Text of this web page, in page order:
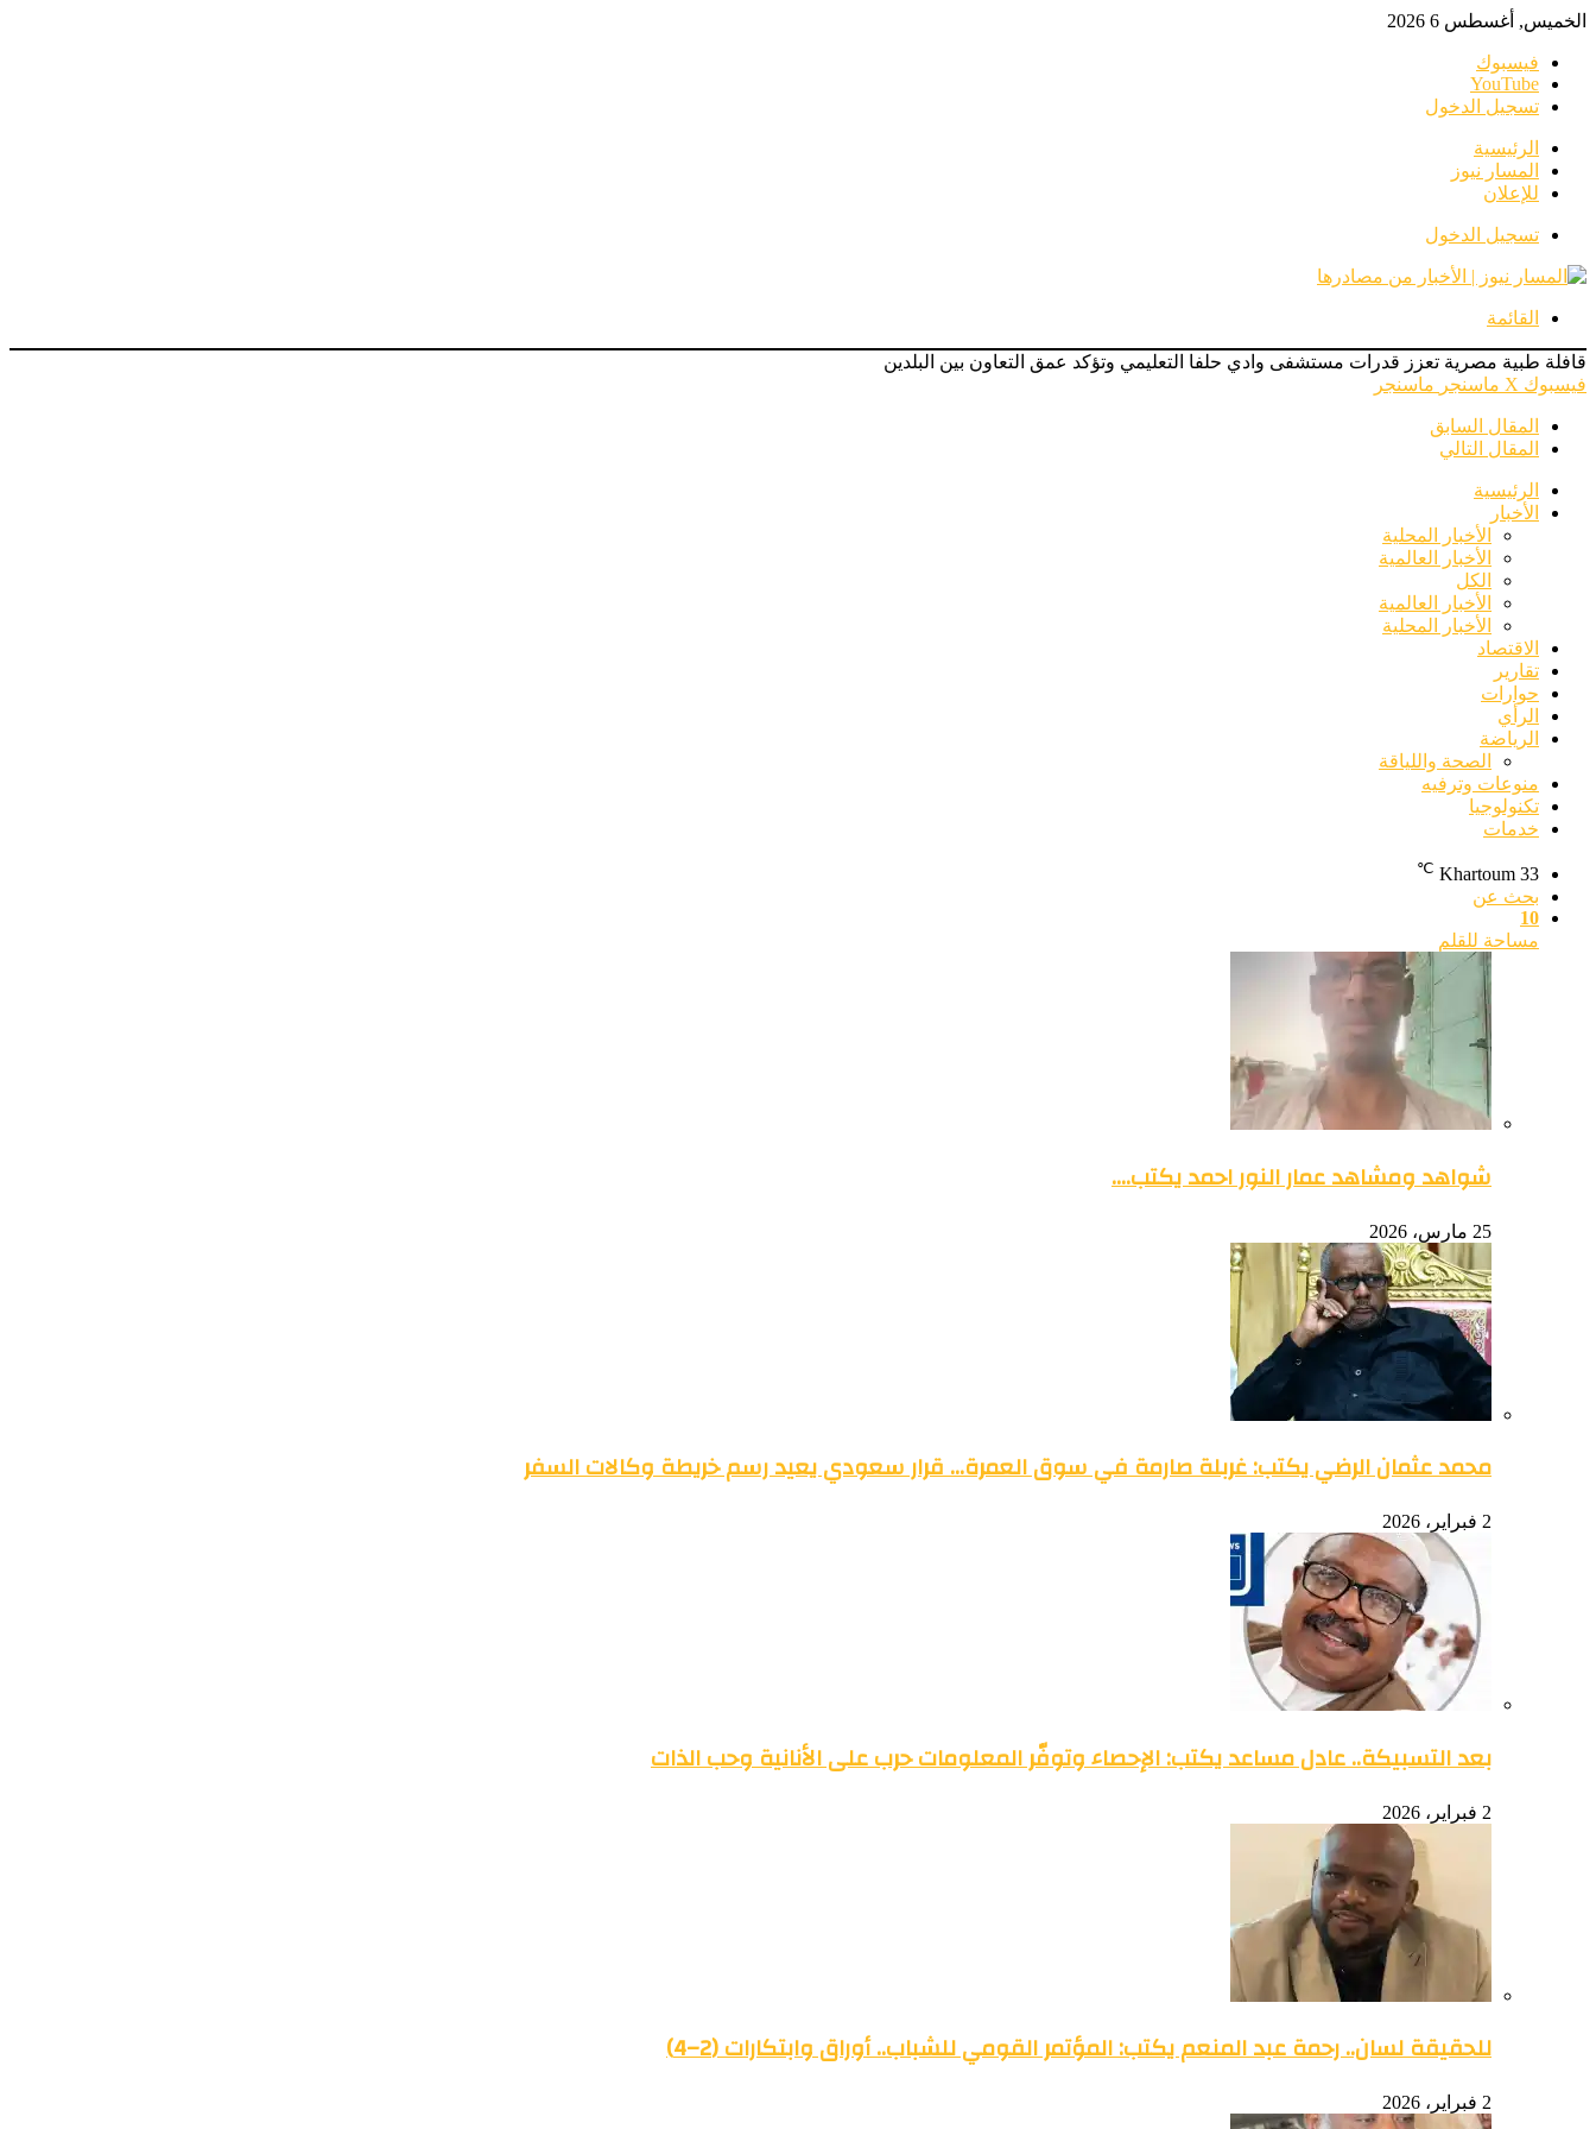
الخميس, أغسطس 6 2026
فيسبوك
‫YouTube
تسجيل الدخول
الرئيسية
المسار نيوز
للإعلان
تسجيل الدخول
القائمة
قافلة طبية مصرية تعزز قدرات مستشفى وادي حلفا التعليمي وتؤكد عمق التعاون بين البلدين
فيسبوك ‫X ماسنجر ماسنجر
المقال السابق
المقال التالي
الرئيسية
الأخبار
الأخبار المحلية
الأخبار العالمية
الكل
الأخبار العالمية
الأخبار المحلية
الاقتصاد
تقارير
حوارات
الرأي
الرياضة
الصحة واللياقة
منوعات وترفيه
تكنولوجيا
خدمات
Khartoum 33
℃
بحث عن
10
مساحة للقلم
شواهد ومشاهد عمار النور احمد يكتب….
25 مارس، 2026
محمد عثمان الرضي يكتب: غربلة صارمة في سوق العمرة… قرار سعودي يعيد رسم خريطة وكالات السفر
2 فبراير، 2026
بعد التسبيكة.. عادل مساعد يكتب: الإحصاء وتوفّر المعلومات حرب على الأنانية وحب الذات
2 فبراير، 2026
للحقيقة لسان.. رحمة عبد المنعم يكتب: المؤتمر القومي للشباب.. أوراق وابتكارات (2–4)
2 فبراير، 2026